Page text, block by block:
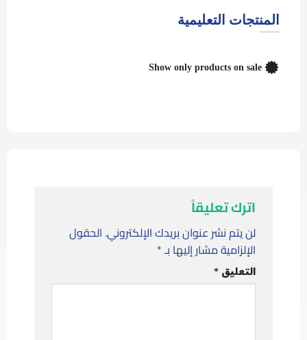
المنتجات التعليمية
Show only products on sale
اترك تعليقاً
لن يتم نشر عنوان بريدك الإلكتروني. الحقول
الإلزامية مشار إليها بـ*
التعليق*